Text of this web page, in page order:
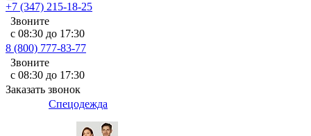
+7 (347) 215-18-25
Звоните
с 08:30 до 17:30
8 (800) 777-83-77
Звоните
с 08:30 до 17:30
Заказать звонок
Спецодежда